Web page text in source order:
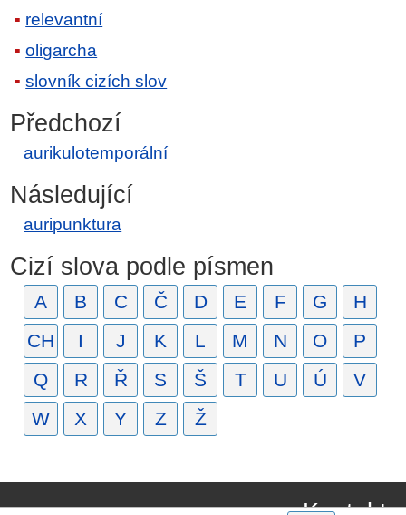
relevantní
oligarcha
slovník cizích slov
Předchozí
aurikulotemporální
Následující
auripunktura
Cizí slova podle písmen
A B C Č D E F G
H
CH
I J K L M N O
P
Q
R Ř S Š T U Ú
V
W
X Y Z Ž